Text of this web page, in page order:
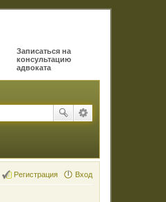
Записаться на
консультацию
адвоката
Вход
Регистрация